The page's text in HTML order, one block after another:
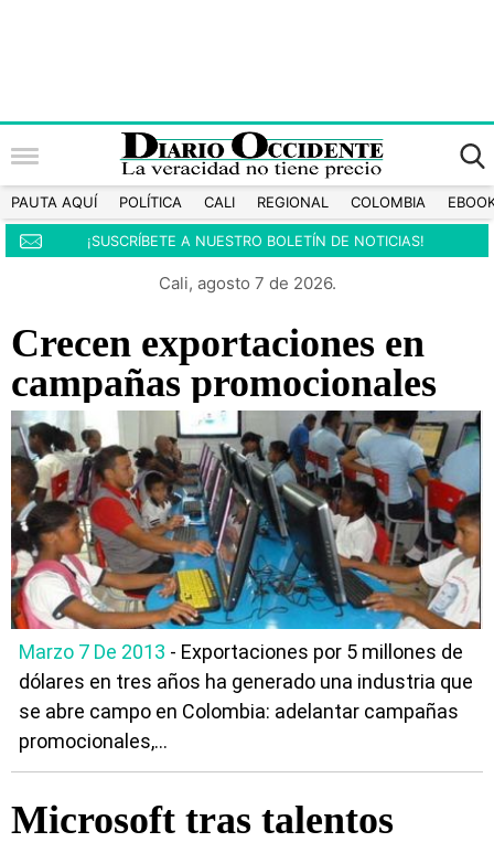
PAUTA AQUÍ POLÍTICA CALI REGIONAL COLOMBIA
¡SUSCRÍBETE A NUESTRO BOLETÍN DE NOTICIAS!
Cali, agosto 7 de 2026.
Crecen exportaciones en
campañas promocionales
Marzo 7 De 2013 - Exportaciones por 5 millones de
dólares en tres años ha generado una industria que
se abre campo en Colombia: adelantar campañas
promocionales,...
Microsoft tras talentos